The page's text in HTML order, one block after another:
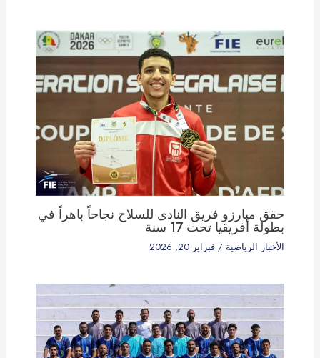
حقق مبارزو فريق النادى للسلاح نجاحاً باهراً في
بطولة أفريقيا تحت 17 سنة
الأخبار الرياضية / فبراير 20, 2026